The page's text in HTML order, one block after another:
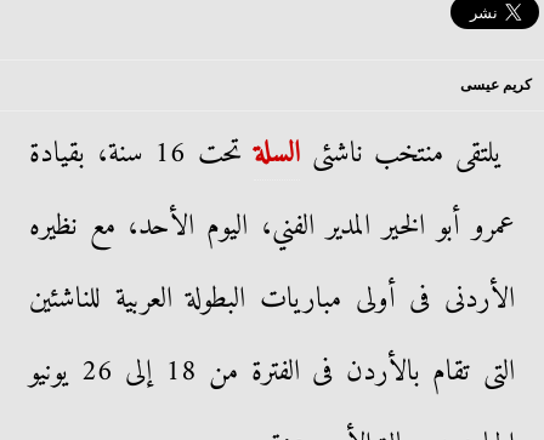
كريم عيسى
يلتقى منتخب ناشئىالسلة
تحت 16 سنة، بقيادة
عمرو أبو الخير المدير الفني، اليوم الأحد، مع نظيره
الأردنى فى أولى مباريات البطولة العربية للناشئين
التى تقام بالأردن فى الفترة من 18 إلى 26 يونيو